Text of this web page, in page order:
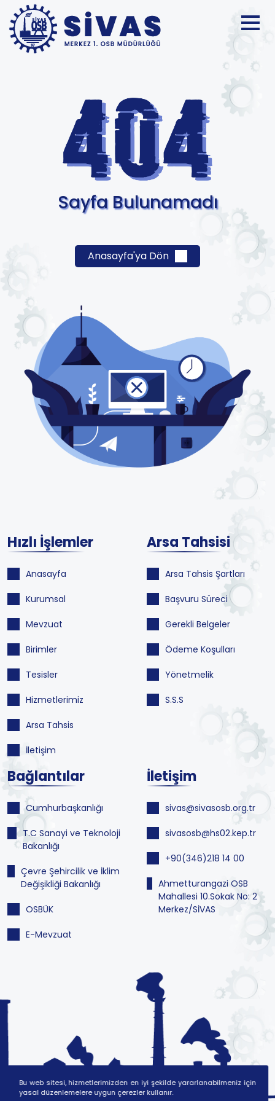
Sayfa Bulunamadı
Anasayfa'ya Dön
Hızlı İşlemler
Anasayfa
Kurumsal
Mevzuat
Birimler
Tesisler
Hizmetlerimiz
Arsa Tahsis
İletişim
Arsa Tahsisi
Arsa Tahsis Şartları
Başvuru Süreci
Gerekli Belgeler
Ödeme Koşulları
Yönetmelik
S.S.S
Bağlantılar
Cumhurbaşkanlığı
T.C Sanayi ve Teknoloji
Bakanlığı
Çevre Şehircilik ve İklim
Değişikliği Bakanlığı
OSBÜK
E-Mevzuat
İletişim
sivas@sivasosb.org.tr
sivasosb@hs02.kep.tr
+90(346)218 14 00
Ahmetturangazi OSB
Mahallesi 10.Sokak No: 2
Merkez/SİVAS
Bu web sitesi, hizmetlerimizden en iyi şekilde yararlanabilmeniz için
yasal düzenlemelere uygun çerezler kullanır.